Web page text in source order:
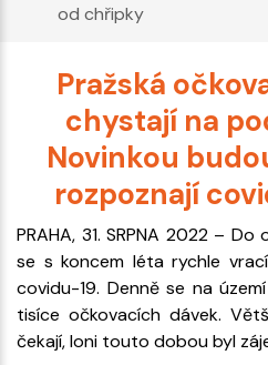
od chřipky
Pražská
chystají na
Novinkou
rozpoznají
PRAHA, 31. SRPNA 2022 –
se s koncem léta rychle
covidu-19. Denně se na
tisíce očkovacích dávek.
čekají, loni touto dobou byl